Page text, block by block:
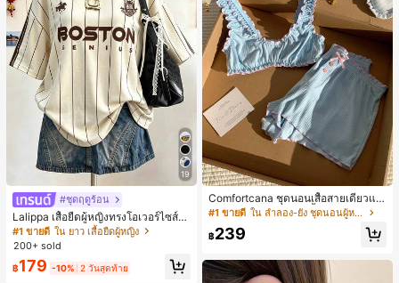
19
#ชุดฤดูร้อน
Lalippa เสื้อยืดผู้หญิงทรงโอเวอร์ไซส์ค
วามยาวกลาง คอกลม ไหล่ตก ลายพิมพ์
ตัวอักษรและลายทางแนวตั้ง สไตล์แฟชั่
นมินิมอล ของขวัญให้เพื่อน
#1 ขายดี ใน ยาว เสื้อยืดผู้หญิง
200+ sold
฿179 -10% 2 วันสุดท้าย
Comfortcana ชุดนอนเสื้อสายเดี่ยวแต่
งระบายและกางเกงขาสั้นสำหรับผู้หญิง
#1 ขายดี ใน ลำลอง-ยัง ชุดนอนผู้หญิง
฿239